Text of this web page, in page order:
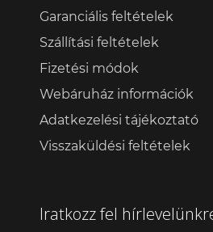
Garanciális feltételek
Szállítási feltételek
Fizetési módok
Webáruház információk
Adatkezelési tájékoztató
Visszaküldési feltételek
Iratkozz fel